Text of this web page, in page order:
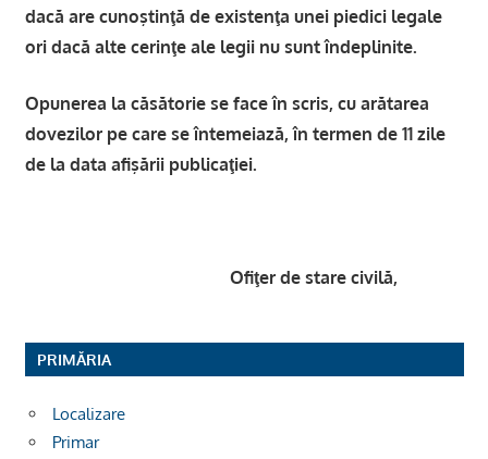
dacă are cunoştinţă de existenţa unei piedici legale
ori dacă alte cerinţe ale legii nu sunt îndeplinite.
Opunerea la căsătorie se face în scris, cu arătarea
dovezilor pe care se întemeiază, în termen de 11 zile
de la data afişării publicaţiei.
Ofiţer de stare civilă,
PRIMĂRIA
Localizare
Primar